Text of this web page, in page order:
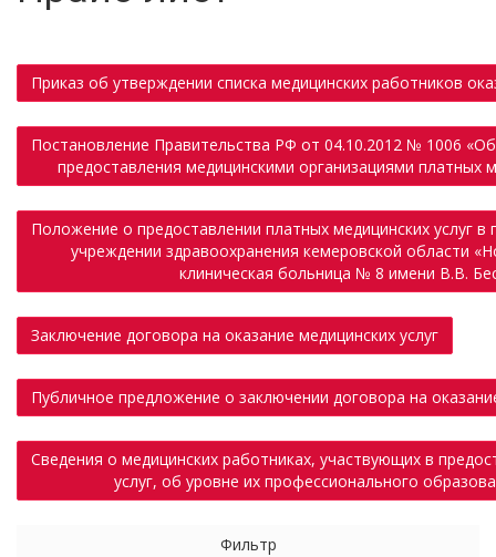
Приказ об утверждении списка медицинских работников
Постановление Правительства РФ от 04.10.2012 № 1006
предоставления медицинскими организациями платных
Положение о предоставлении платных медицинских услуг
учреждении здравоохранения кемеровской области
клиническая больница № 8 имени В.В.
Заключение договора на оказание медицинских услуг
Публичное предложение о заключении договора на
Сведения о медицинских работниках, участвующих в
услуг, об уровне их профессионального
Фильтр